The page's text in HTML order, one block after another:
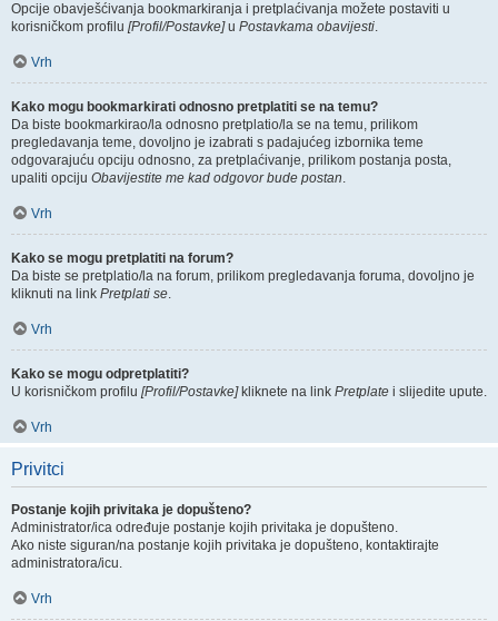
Opcije obavješćivanja bookmarkiranja i pretplaćivanja možete postaviti u
korisničkom profilu [Profil/Postavke]u Postavkama obavijesti.
Vrh
Kako mogu bookmarkirati odnosno pretplatiti se na temu?
Da biste bookmarkirao/la odnosno pretplatio/la se na temu, prilikom
pregledavanja teme, dovoljno je izabrati s padajućeg izbornika teme
odgovarajuću opciju odnosno, za pretplaćivanje, prilikom postanja posta,
upaliti opciju Obavijestite me kad odgovor bude postan.
Vrh
Kako se mogu pretplatiti na forum?
Da biste se pretplatio/la na forum, prilikom pregledavanja foruma, dovoljno je
kliknuti na link Pretplati se.
Vrh
Kako se mogu odpretplatiti?
U korisničkom profilu [Profil/Postavke]kliknete na link Pretplate i slijedite upute.
Vrh
Privitci
Postanje kojih privitaka je dopušteno?
Administrator/ica određuje postanje kojih privitaka je dopušteno.
Ako niste siguran/na postanje kojih privitaka je dopušteno, kontaktirajte
administratora/icu.
Vrh